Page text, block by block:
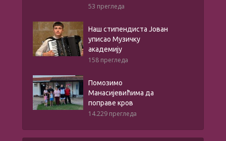
53 прегледа
Наш стипендиста Јован
уписао Музичку
академију
158 прегледа
Помозимо
Манасијевићима да
поправе кров
14.229 прегледа